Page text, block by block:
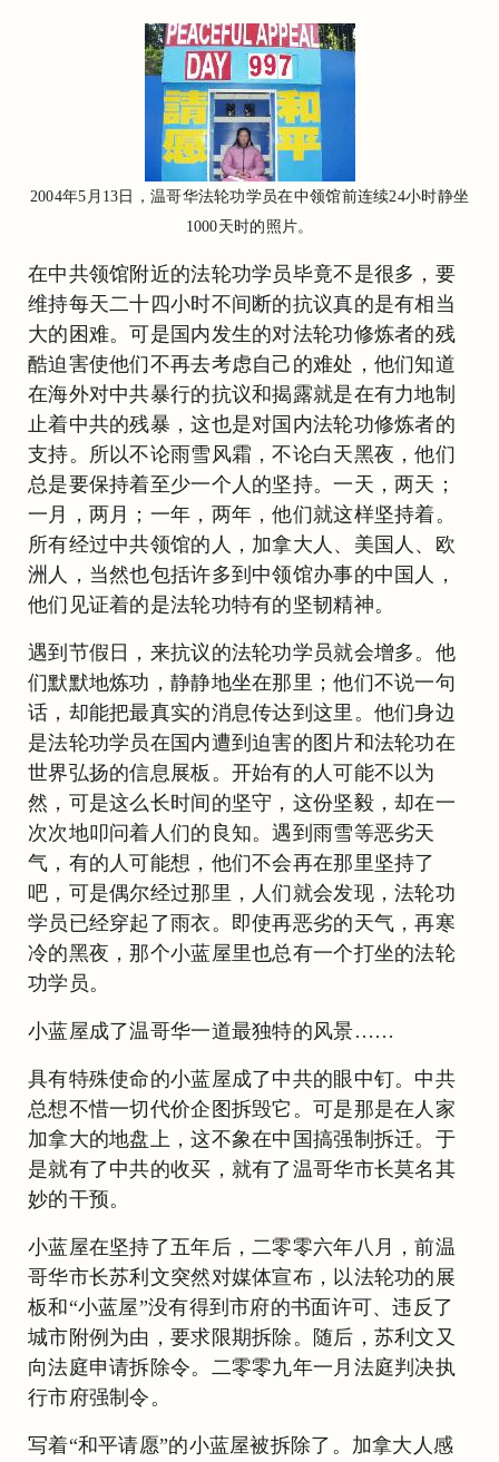
2004年5月13日，温哥华法轮功学员在中领馆前连续24小时静坐
1000天时的照片。
在中共领馆附近的法轮功学员毕竟不是很多，要
维持每天二十四小时不间断的抗议真的是有相当
大的困难。可是国内发生的对法轮功修炼者的残
酷迫害使他们不再去考虑自己的难处，他们知道
在海外对中共暴行的抗议和揭露就是在有力地制
止着中共的残暴，这也是对国内法轮功修炼者的
支持。所以不论雨雪风霜，不论白天黑夜，他们
总是要保持着至少一个人的坚持。一天，两天；
一月，两月；一年，两年，他们就这样坚持着。
所有经过中共领馆的人，加拿大人、美国人、欧
洲人，当然也包括许多到中领馆办事的中国人，
他们见证着的是法轮功特有的坚韧精神。
遇到节假日，来抗议的法轮功学员就会增多。他
们默默地炼功，静静地坐在那里；他们不说一句
话，却能把最真实的消息传达到这里。他们身边
是法轮功学员在国内遭到迫害的图片和法轮功在
世界弘扬的信息展板。开始有的人可能不以为
然，可是这么长时间的坚守，这份坚毅，却在一
次次地叩问着人们的良知。遇到雨雪等恶劣天
气，有的人可能想，他们不会再在那里坚持了
吧，可是偶尔经过那里，人们就会发现，法轮功
学员已经穿起了雨衣。即使再恶劣的天气，再寒
冷的黑夜，那个小蓝屋里也总有一个打坐的法轮
功学员。
小蓝屋成了温哥华一道最独特的风景……
具有特殊使命的小蓝屋成了中共的眼中钉。中共
总想不惜一切代价企图拆毁它。可是那是在人家
加拿大的地盘上，这不象在中国搞强制拆迁。于
是就有了中共的收买，就有了温哥华市长莫名其
妙的干预。
小蓝屋在坚持了五年后，二零零六年八月，前温
哥华市长苏利文突然对媒体宣布，以法轮功的展
板和“小蓝屋”没有得到市府的书面许可、违反了
城市附例为由，要求限期拆除。随后，苏利文又
向法庭申请拆除令。二零零九年一月法庭判决执
行市府强制令。
写着“和平请愿”的小蓝屋被拆除了。加拿大人感